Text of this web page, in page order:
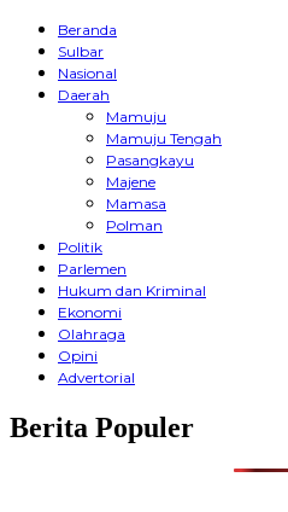
Beranda
Sulbar
Nasional
Daerah
Mamuju
Mamuju Tengah
Pasangkayu
Majene
Mamasa
Polman
Politik
Parlemen
Hukum dan Kriminal
Ekonomi
Olahraga
Opini
Advertorial
Berita Populer